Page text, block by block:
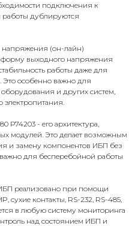
подключения к
дублируются
напряжения (он-лайн)
форму выходного напряжения
работы даже для
Это особенно важно для
и других систем,
электропитания.
Р74203 - его архитектура,
модулей. Это делает возможным
и замену компонентов ИБП без
для бесперебойной работы
реализовано при помощи
сухие контакты, RS-232, RS-485,
в любую систему мониторинга
над состоянием ИБП и